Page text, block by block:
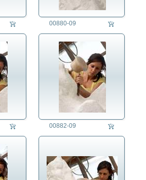
Schnitzer/in
Schuhputzer/in
Schuster/in
Schweisser/in
Silberschmied/in
Soldat/in
Sozialpädagoge/in
Spengler/in
Steinmetz/in
Sticker/in
00880-09
00882-09